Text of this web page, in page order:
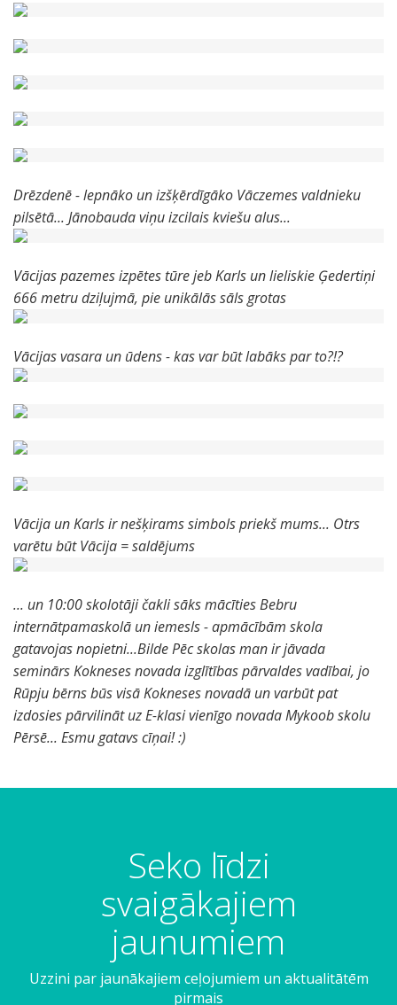
Drēzdenē - lepnāko un izšķērdīgāko Vāczemes valdnieku
pilsētā... Jānobauda viņu izcilais kviešu alus...
Vācijas pazemes izpētes tūre jeb Karls un lieliskie Ģedertiņi
666 metru dziļujmā, pie unikālās sāls grotas
Vācijas vasara un ūdens - kas var būt labāks par to?!?
Vācija un Karls ir nešķirams simbols priekš mums... Otrs
varētu būt Vācija = saldējums
... un 10:00 skolotāji čakli sāks mācīties Bebru
internātpamaskolā un iemesls - apmācībām skola
gatavojas nopietni...Bilde Pēc skolas man ir jāvada
seminārs Kokneses novada izglītības pārvaldes vadībai, jo
Rūpju bērns būs visā Kokneses novadā un varbūt pat
izdosies pārvilināt uz E-klasi vienīgo novada Mykoob skolu
Pērsē... Esmu gatavs cīņai! :)
Seko līdzi
svaigākajiem
jaunumiem
Uzzini par jaunākajiem ceļojumiem un aktualitātēm
pirmais